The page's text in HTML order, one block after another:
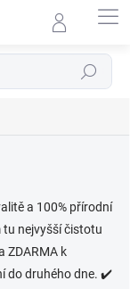
Hledat
a 100% přírodní
tu nejvyšší čistotu
ZDARMA k
do druhého dne. ✔️